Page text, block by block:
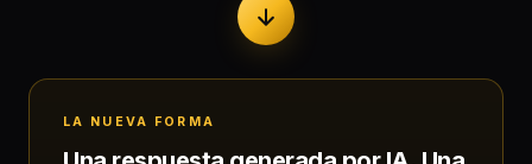
LA NUEVA FORMA